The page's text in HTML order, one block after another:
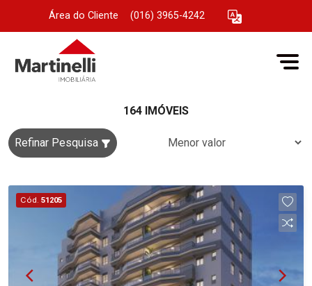
Área do Cliente (016) 3965-4242
164 IMÓVEIS
Refinar Pesquisa
Cód. 51205